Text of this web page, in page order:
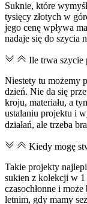
Suknie, które
tysięcy złotych w
jego cenę wpływa
nadaje się do szycia
Ile trwa szycie
Niestety tu możemy
dzień. Nie da się
kroju, materiału, a
ustalaniu projektu i
działań, ale trzeba
Kiedy mogę
Takie projekty
sukien z kolekcji w
czasochłonne i
letnim, gdy mamy